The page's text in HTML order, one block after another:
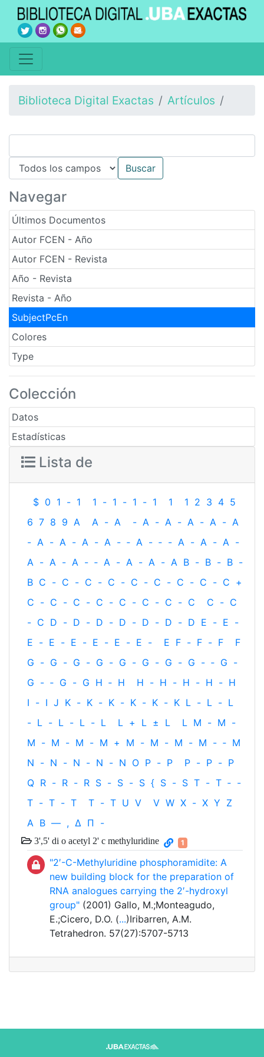
Biblioteca Digital Exactas Artículos
Navegar
Últimos Documentos
Autor FCEN - Año
Autor FCEN - Revista
Año - Revista
Revista - Año
SubjectPcEn
Colores
Type
Colección
Datos
Estadísticas
Lista de
$ 0 1 - 1 1 - 1 - 1 - 1 1 1 2 3 4 5
6 7 8 9 A A - A - A - A - A - A - A
- A - A - A - A - ‐ A - ‐ - A - A - A -
A - A - A - ‐ A - A - A - A B - B - B -
B C - C - C - C - C - C - C - C - C +
C - C - C - C - C - C - C - C C - C
- C D - D - D - D - D - D - D E - E -
E - E - E - E - E - E - E F - F - F
F
G - G - G - G - G - G - G - G - ‐ G -
G - ‐ G - G H ‐ H H - H - H - H - H
I - I J K - K - K - K - K - K L - L - L
- L - L - L - L L + L ± L L M - M -
M - M - M - M + M - M - M - M - ‐ M
N - N - N - N - N O P - P P - P - P
Q R - R - R S - S - S { S - S T - T ‐ -
T - T - T T - T U V V W X - X Y Z
Α Β — , Δ Π -
3',5' di o acetyl 2' c methyluridine 1
"2′-C-Methyluridine phosphoramidite: A
new building block for the preparation of
RNA analogues carrying the 2′-hydroxyl
group" (2001) Gallo, M.;Monteagudo,
E.;Cicero, D.O. (...)Iribarren, A.M.
Tetrahedron. 57(27):5707-5713